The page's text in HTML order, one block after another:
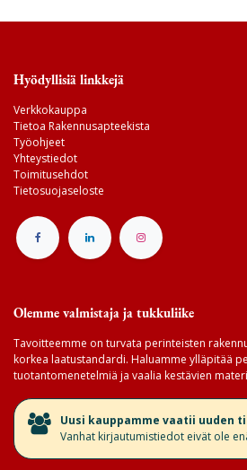
Hyödyllisiä linkkejä
Verkkokauppa
Tietoa Rakennusapteekista
Työohjeet
Yhteystiedot
Toimitusehdot
Tietosuojaseloste
Olemme valmistaja ja tukkuliike
Tavoitteemme on turvata perinteisten
korkea laatustandardi. Haluamme ylläpitää
tuotantomenetelmiä ja vaalia kestävien
​Uusi kauppamme vaatii uuden
Vanhat kirjautumistiedot eivät ole